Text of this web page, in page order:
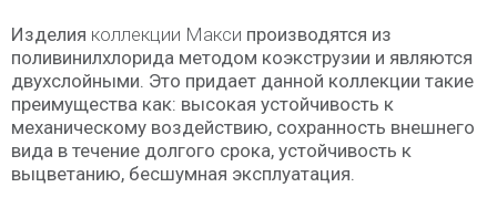
Изделия коллекции Макси производятся из
поливинилхлорида методом коэкструзии и являются
двухслойными. Это придает данной коллекции такие
преимущества как: высокая устойчивость к
механическому воздействию, сохранность внешнего
вида в течение долгого срока, устойчивость к
выцветанию, бесшумная эксплуатация.